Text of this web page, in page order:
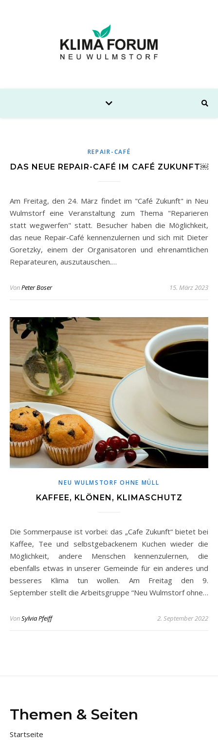
REPAIR-CAFÉ
DAS NEUE REPAIR-CAFÉ IM CAFÉ ZUKUNFT￼
Am Freitag, den 24. März findet im "Café Zukunft" in Neu
Wulmstorf eine Veranstaltung zum Thema "Reparieren
statt wegwerfen" statt. Besucher haben die Möglichkeit,
das neue Repair-Café kennenzulernen und sich mit Dieter
Goretzky, einem der Organisatoren und ehrenamtlichen
Reparateuren, auszutauschen.…
VonPeter Boser 15. März 2023
NEU WULMSTORF OHNE MÜLL
KAFFEE, KLÖNEN, KLIMASCHUTZ
Die Sommerpause ist vorbei: das „Cafe Zukunft“ bietet bei
Kaffee, Tee und selbstgebackenem Kuchen wieder die
Möglichkeit, andere Menschen kennenzulernen, die
ebenfalls etwas in unserer Gemeinde für ein anderes und
besseres Klima tun wollen. Am Freitag den 9.
September stellt die Arbeitsgruppe “Neu Wulmstorf ohne…
VonSylvia Pfeiff 2. September 2022
Themen & Seiten
Startseite